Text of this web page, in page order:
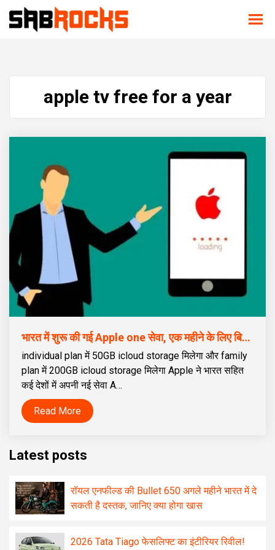
apple tv free for a year
भारत में शुरू की गई Apple one सेवा, एक महीने के लिए बिलकुल free में मिलेगी, जानें पूरी sign up process
individual plan में 50GB icloud storage मिलेगा और family
plan में 200GB icloud storage मिलेगा Apple ने भारत सहित
कई देशों में अपनी नई सेवा A…
Read More
Latest posts
रॉयल एनफील्ड की Bullet 650 अगले महीने भारत में दे
सकती है दस्तक, जानिए क्या होगा खास
2026 Tata Tiago फेसलिफ्ट का इंटीरियर रिवील!